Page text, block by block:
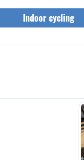
Indoor cycling